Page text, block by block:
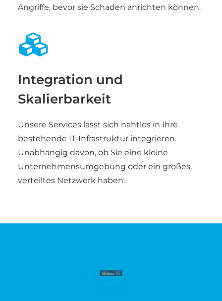
Angriffe, bevor sie Schaden anrichten können.
Integration und
Skalierbarkeit
Unsere Services lässt sich nahtlos in Ihre
bestehende IT-Infrastruktur integrieren.
Unabhängig davon, ob Sie eine kleine
Unternehmensumgebung oder ein großes,
verteiltes Netzwerk haben.